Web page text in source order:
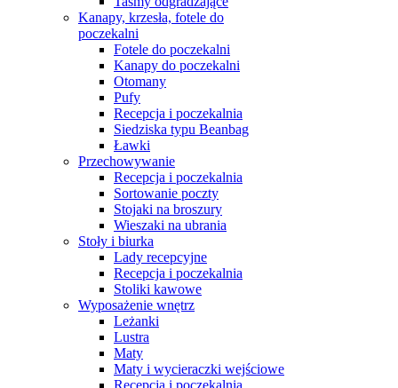
Kanapy, krzesła, fotele do
poczekalni
Fotele do poczekalni
Kanapy do poczekalni
Otomany
Pufy
Recepcja i poczekalnia
Siedziska typu Beanbag
Ławki
Przechowywanie
Recepcja i poczekalnia
Sortowanie poczty
Stojaki na broszury
Wieszaki na ubrania
Stoły i biurka
Lady recepcyjne
Recepcja i poczekalnia
Stoliki kawowe
Wyposażenie wnętrz
Leżanki
Lustra
Maty
Maty i wycieraczki wejściowe
Recepcja i poczekalnia